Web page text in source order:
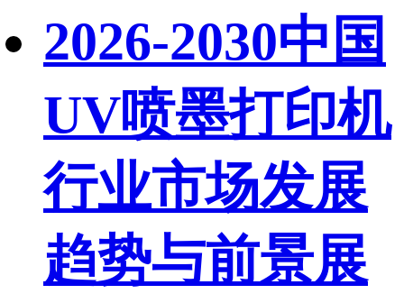
2026-2030中国
UV喷墨打印机
行业市场发展
趋势与前景展